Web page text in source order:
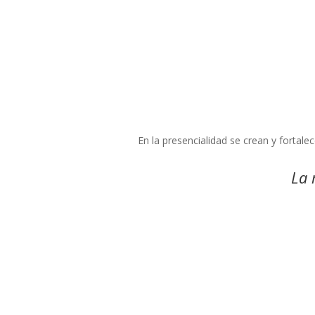
En la presencialidad se crean y
La